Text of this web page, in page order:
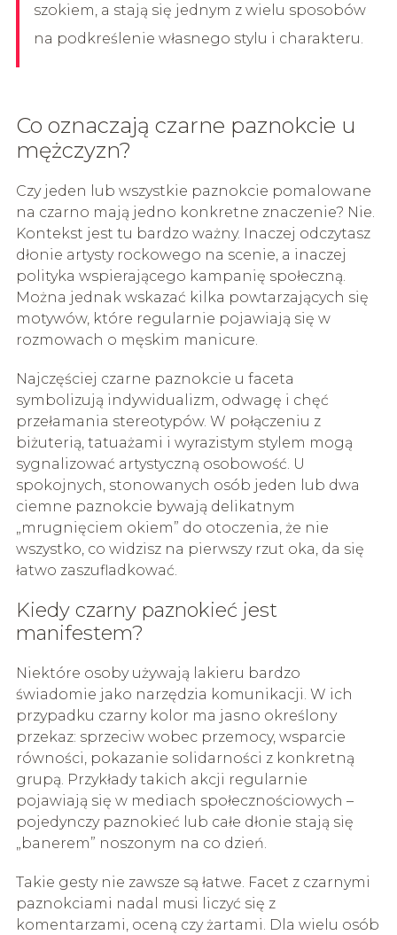
szokiem, a stają się jednym z wielu sposobów
na podkreślenie własnego stylu i charakteru.
Co oznaczają czarne paznokcie u
mężczyzn?
Czy jeden lub wszystkie paznokcie pomalowane
na czarno mają jedno konkretne znaczenie? Nie.
Kontekst jest tu bardzo ważny. Inaczej odczytasz
dłonie artysty rockowego na scenie, a inaczej
polityka wspierającego kampanię społeczną.
Można jednak wskazać kilka powtarzających się
motywów, które regularnie pojawiają się w
rozmowach o męskim manicure.
Najczęściej czarne paznokcie u faceta
symbolizują indywidualizm, odwagę i chęć
przełamania stereotypów. W połączeniu z
biżuterią, tatuażami i wyrazistym stylem mogą
sygnalizować artystyczną osobowość. U
spokojnych, stonowanych osób jeden lub dwa
ciemne paznokcie bywają delikatnym
„mrugnięciem okiem” do otoczenia, że nie
wszystko, co widzisz na pierwszy rzut oka, da się
łatwo zaszufladkować.
Kiedy czarny paznokieć jest
manifestem?
Niektóre osoby używają lakieru bardzo
świadomie jako narzędzia komunikacji. W ich
przypadku czarny kolor ma jasno określony
przekaz: sprzeciw wobec przemocy, wsparcie
równości, pokazanie solidarności z konkretną
grupą. Przykłady takich akcji regularnie
pojawiają się w mediach społecznościowych –
pojedynczy paznokieć lub całe dłonie stają się
„banerem” noszonym na co dzień.
Takie gesty nie zawsze są łatwe. Facet z czarnymi
paznokciami nadal musi liczyć się z
komentarzami, oceną czy żartami. Dla wielu osób